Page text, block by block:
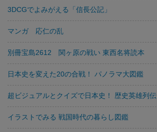
3DCGでよみがえる「信長公記」
マンガ 応仁の乱
別冊宝島2612 関ヶ原の戦い 東西名将読本
日本史を変えた20の合戦！ パノラマ大図鑑
超ビジュアルとクイズで日本史！ 歴史英雄列伝
イラストでみる 戦国時代の暮らし図鑑